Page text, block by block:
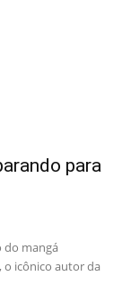
para
do mangá
o icônico autor da